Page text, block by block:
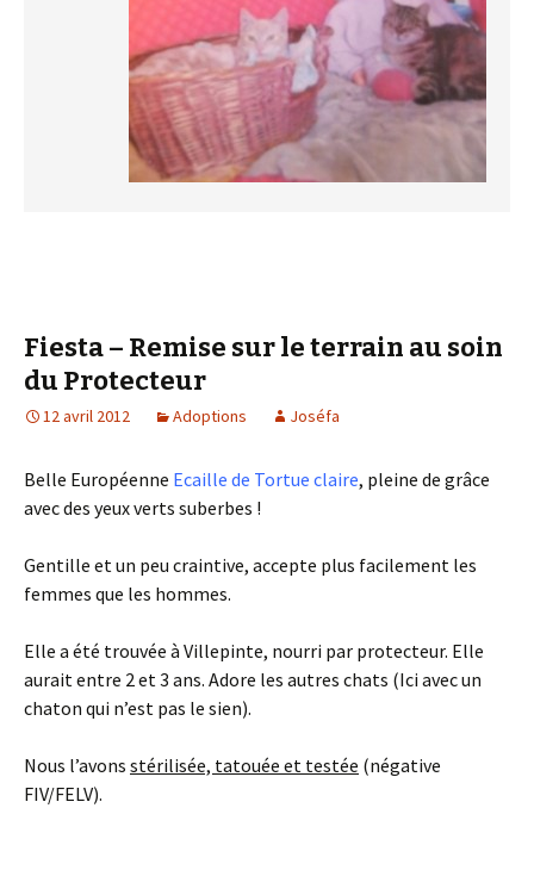
Fiesta – Remise sur le terrain au soin
du Protecteur
12 avril 2012 Adoptions Joséfa
Belle Européenne Ecaille de Tortue claire, pleine de grâce
avec des yeux verts suberbes !
Gentille et un peu craintive, accepte plus facilement les
femmes que les hommes.
Elle a été trouvée à Villepinte, nourri par protecteur. Elle
aurait entre 2 et 3 ans. Adore les autres chats (Ici avec un
chaton qui n’est pas le sien).
Nous l’avons stérilisée, tatouée et testée (négative
FIV/FELV).